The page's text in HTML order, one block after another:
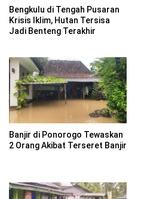
Bengkulu di Tengah Pusaran
Krisis Iklim, Hutan Tersisa
Jadi Benteng Terakhir
Banjir di Ponorogo Tewaskan
2 Orang Akibat Terseret Banjir